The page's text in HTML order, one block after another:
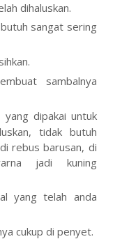
dihaluskan.
sangat sering
sambalnya
dipakai untuk
tidak butuh
rebus barusan, di
jadi kuning
yang telah anda
cukup di penyet.